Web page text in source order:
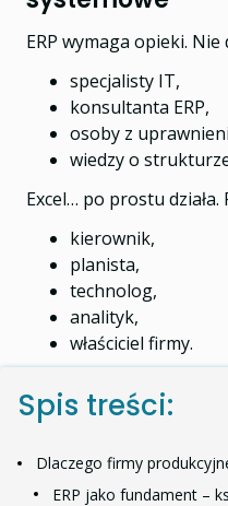
ERP wymaga opieki.
specjalisty IT,
konsultanta ERP,
osoby z
wiedzy o
Excel… po prostu działa.
kierownik,
planista,
technolog,
analityk,
właściciel firmy.
partnerami: jeden daje
Rozsądne
ERP + Excel +
Spis treści:
Dlaczego firmy
ERP jako fundament –